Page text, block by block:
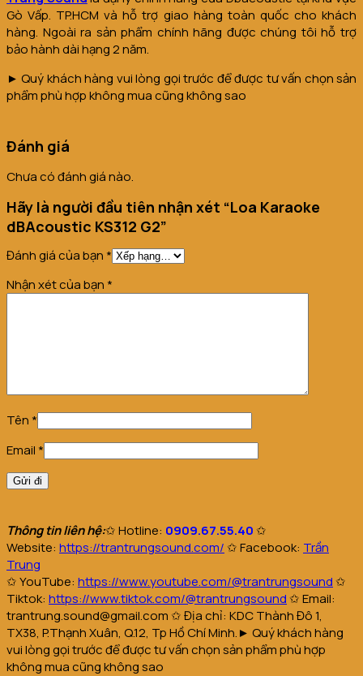
Gò Vấp. TP.HCM và hỗ trợ giao hàng toàn quốc cho khách
hàng. Ngoài ra sản phẩm chính hãng được chúng tôi hỗ trợ
bảo hành dài hạng 2 năm.
► Quý khách hàng vui lòng gọi trước để được tư vấn chọn sản
phẩm phù hợp không mua cũng không sao
Đánh giá
Chưa có đánh giá nào.
Hãy là người đầu tiên nhận xét “Loa Karaoke
dBAcoustic KS312 G2”
Đánh giá của bạn *
Nhận xét của bạn *
Tên *
Email *
Thông tin liên hệ:✩Hotline: 0909.67.55.40✩
Website: https://trantrungsound.com/✩Facebook: Trần
Trung
✩YouTube: https://www.youtube.com/@trantrungsound✩
Tiktok: https://www.tiktok.com/@trantrungsound✩Email:
trantrung.sound@gmail.com✩Địa chỉ: KDC Thành Đô 1,
TX38, P.Thạnh Xuân, Q.12, Tp Hồ Chí Minh.► Quý khách hàng
vui lòng gọi trước để được tư vấn chọn sản phẩm phù hợp
không mua cũng không sao